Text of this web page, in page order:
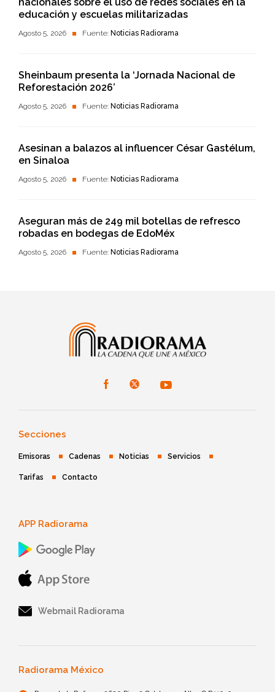
educación y escuelas militarizadas
Agosto 5, 2026 Fuente: Noticias Radiorama
Sheinbaum presenta la ‘Jornada Nacional de
Reforestación 2026’
Agosto 5, 2026 Fuente: Noticias Radiorama
Asesinan a balazos al influencer César Gastélum,
en Sinaloa
Agosto 5, 2026 Fuente: Noticias Radiorama
Aseguran más de 249 mil botellas de refresco
robadas en bodegas de EdoMéx
Agosto 5, 2026 Fuente: Noticias Radiorama
Secciones
Emisoras Cadenas Noticias Servicios
Tarifas Contacto
APP Radiorama
Webmail Radiorama
Radiorama México